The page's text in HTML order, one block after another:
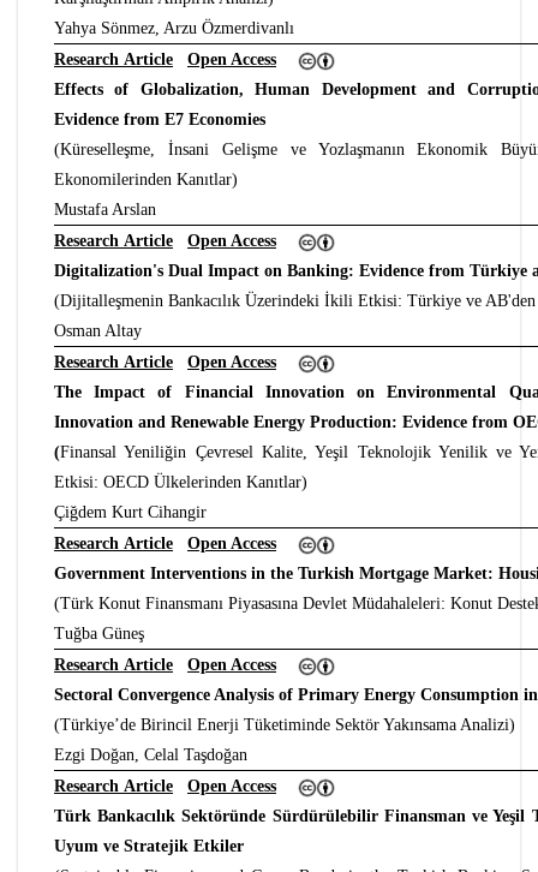
Yahya Sönmez, Arzu Özmerdivanlı
Research Article
Open Access
Effects of Globalization, Human Development and
Evidence from E7 Economies
(Küreselleşme, İnsani Gelişme ve Yozlaşmanın Ekonomik
Ekonomilerinden Kanıtlar)
Mustafa Arslan
Research Article
Open Access
Digitalization's Dual Impact on Banking: Evidence from Türkiye
(Dijitalleşmenin Bankacılık Üzerindeki İkili Etkisi: Türkiye ve AB'den
Osman Altay
Research Article
Open Access
The Impact of Financial Innovation on Environmental
Innovation and Renewable Energy Production: Evidence from
(Finansal Yeniliğin Çevresel Kalite, Yeşil Teknolojik Yenilik ve
Etkisi: OECD Ülkelerinden Kanıtlar)
Çiğdem Kurt Cihangir
Research Article
Open Access
Government Interventions in the Turkish Mortgage Market:
(Türk Konut Finansmanı Piyasasına Devlet Müdahaleleri: Konut
Tuğba Güneş
Research Article
Open Access
Sectoral Convergence Analysis of Primary Energy Consumption
(Türkiye’de Birincil Enerji Tüketiminde Sektör Yakınsama Analizi)
Ezgi Doğan, Celal Taşdoğan
Research Article
Open Access
Türk Bankacılık Sektöründe Sürdürülebilir Finansman ve
Uyum ve Stratejik Etkiler